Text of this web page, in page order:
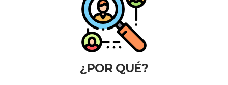
¿POR QUÉ?